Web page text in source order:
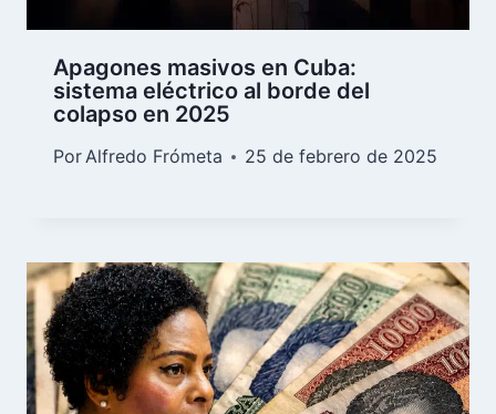
Apagones masivos en Cuba:
sistema eléctrico al borde del
colapso en 2025
PorAlfredo Frómeta 25 de febrero de 2025